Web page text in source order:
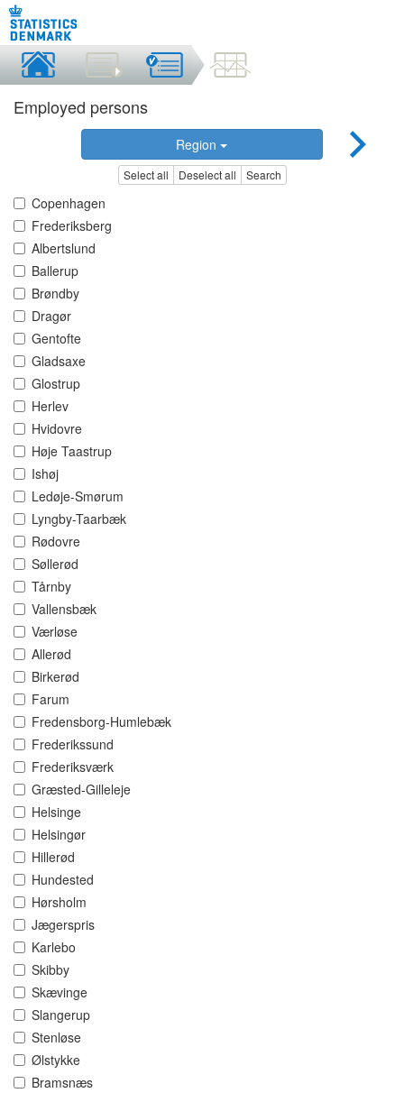
Employed persons
Region
Select all Deselect all Search
Copenhagen
Frederiksberg
Albertslund
Ballerup
Brøndby
Dragør
Gentofte
Gladsaxe
Glostrup
Herlev
Hvidovre
Høje Taastrup
Ishøj
Ledøje-Smørum
Lyngby-Taarbæk
Rødovre
Søllerød
Tårnby
Vallensbæk
Værløse
Allerød
Birkerød
Farum
Fredensborg-Humlebæk
Frederikssund
Frederiksværk
Græsted-Gilleleje
Helsinge
Helsingør
Hillerød
Hundested
Hørsholm
Jægerspris
Karlebo
Skibby
Skævinge
Slangerup
Stenløse
Ølstykke
Bramsnæs